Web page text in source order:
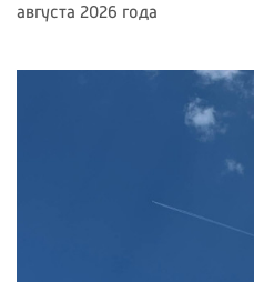
августа 2026 года